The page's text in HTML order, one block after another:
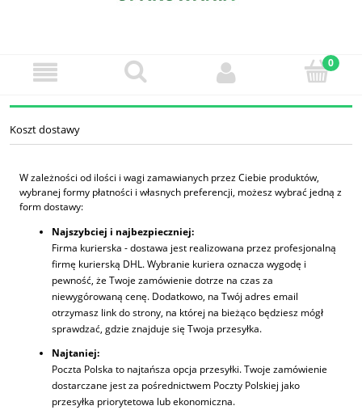
Koszt dostawy
W zależności od ilości i wagi zamawianych przez Ciebie produktów,
wybranej formy płatności i własnych preferencji, możesz wybrać jedną z
form dostawy:
Najszybciej i najbezpieczniej:
Firma kurierska - dostawa jest realizowana przez profesjonalną
firmę kurierską DHL. Wybranie kuriera oznacza wygodę i
pewność, że Twoje zamówienie dotrze na czas za
niewygórowaną cenę. Dodatkowo, na Twój adres email
otrzymasz link do strony, na której na bieżąco będziesz mógł
sprawdzać, gdzie znajduje się Twoja przesyłka.
Najtaniej:
Poczta Polska to najtańsza opcja przesyłki. Twoje zamówienie
dostarczane jest za pośrednictwem Poczty Polskiej jako
przesyłka priorytetowa lub ekonomiczna.